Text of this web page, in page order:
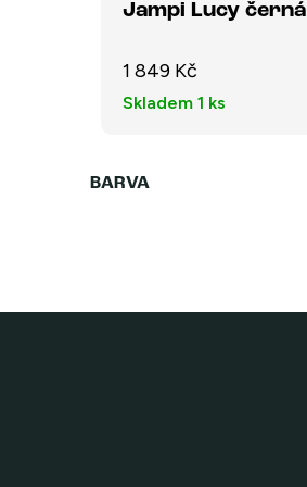
Jampi Lucy černá
1 849 Kč
Skladem 1 ks